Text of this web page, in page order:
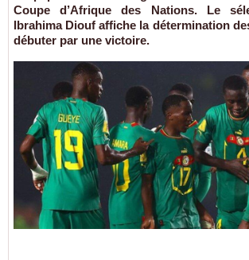
Coupe d’Afrique des Nations. Le
Ibrahima Diouf affiche la détermination
débuter par une victoire.